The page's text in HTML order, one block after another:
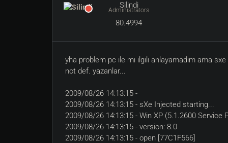
Silindi
Administrators
80.4994
yha problem pc ıle mı ılgılı anlayamadım ama
not def. yazanlar...
2009/08/26 14:13:15 -
2009/08/26 14:13:15 - sXe Injected starting...
2009/08/26 14:13:15 - Win XP (5.1.2600 Service
2009/08/26 14:13:15 - version: 8.0
2009/08/26 14:13:15 - open [77C1F566]